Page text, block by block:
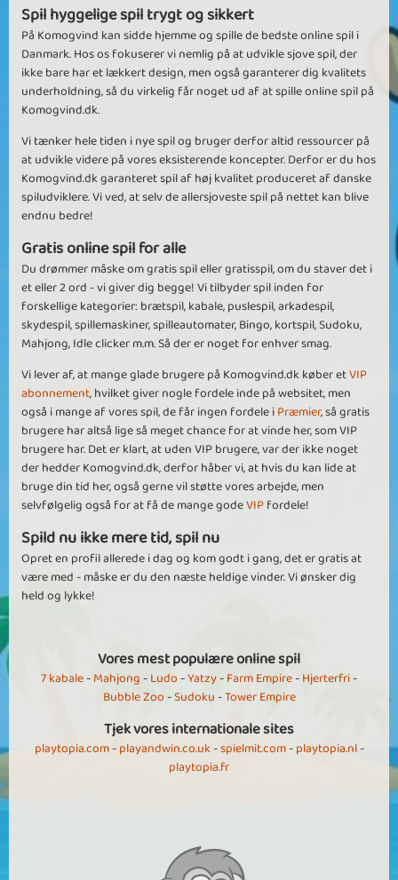
Spil hyggelige spil trygt og sikkert
På Komogvind kan sidde hjemme og spille de bedste online spil i
Danmark. Hos os fokuserer vi nemlig på at udvikle sjove spil, der
ikke bare har et lækkert design, men også garanterer dig kvalitets
underholdning, så du virkelig får noget ud af at spille online spil på
Komogvind.dk.
Vi tænker hele tiden i nye spil og bruger derfor altid ressourcer på
at udvikle videre på vores eksisterende koncepter. Derfor er du hos
Komogvind.dk garanteret spil af høj kvalitet produceret af danske
spiludviklere. Vi ved, at selv de allersjoveste spil på nettet kan blive
endnu bedre!
Gratis online spil for alle
Du drømmer måske om gratis spil eller gratisspil, om du staver det i
et eller 2 ord - vi giver dig begge! Vi tilbyder spil inden for
forskellige kategorier: brætspil, kabale, puslespil, arkadespil,
skydespil, spillemaskiner, spilleautomater, Bingo, kortspil, Sudoku,
Mahjong, Idle clicker m.m. Så der er noget for enhver smag.
Vi lever af, at mange glade brugere på Komogvind.dk køber etVIP
abonnement, hvilket giver nogle fordele inde på websitet, men
også i mange af vores spil, de får ingen fordele iPræmier, så gratis
brugere har altså lige så meget chance for at vinde her, som VIP
brugere har. Det er klart, at uden VIP brugere, var der ikke noget
der hedder Komogvind.dk, derfor håber vi, at hvis du kan lide at
bruge din tid her, også gerne vil støtte vores arbejde, men
selvfølgelig også for at få de mange godeVIPfordele!
Spild nu ikke mere tid, spil nu
Opret en profil allerede i dag og kom godt i gang, det er gratis at
være med - måske er du den næste heldige vinder. Vi ønsker dig
held og lykke!
Vores mest populære online spil
7 kabale-Mahjong-Ludo-Yatzy-Farm Empire-Hjerterfri-
Bubble Zoo-Sudoku-Tower Empire
Tjek vores internationale sites
playtopia.com-playandwin.co.uk-spielmit.com-playtopia.nl-
playtopia.fr